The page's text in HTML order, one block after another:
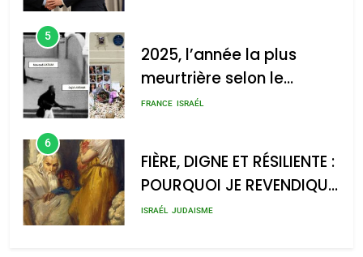
2025, l’année la plus
meurtrière selon le rapport
l’antisémitisme
admin 0
5
2025, l’année la plus
meurtrière selon le
rapport d’ADL contre
FRANCE ISRAÉL
6
FIÈRE, DIGNE ET RÉSILIENTE :
POURQUOI JE REVENDIQUE
MA JUDAÏTE par Thérèse
ISRAÉL JUDAISME